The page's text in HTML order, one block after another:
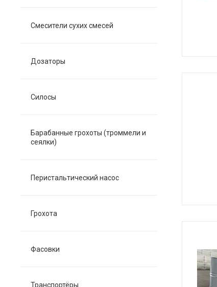
Смесители сухих смесей
Дозаторы
Силосы
Барабанные грохоты (троммели и
сеялки)
Перистальтический насос
Грохота
Фасовки
Транспортёры